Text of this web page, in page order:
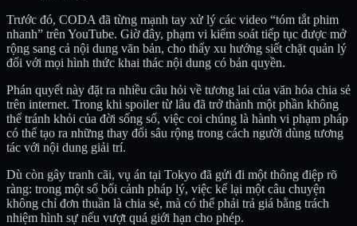
Trước đó, CODA đã từng mạnh tay xử lý các video “tóm tắt phim
nhanh” trên YouTube. Giờ đây, phạm vi kiểm soát tiếp tục được mở
rộng sang cả nội dung văn bản, cho thấy xu hướng siết chặt quản lý
đối với mọi hình thức khai thác nội dung có bản quyền.
Phán quyết này đặt ra nhiều câu hỏi về tương lai của văn hóa chia sẻ
trên internet. Trong khi spoiler từ lâu đã trở thành một phần không
thể tránh khỏi của đời sống số, việc coi chúng là hành vi phạm pháp
có thể tạo ra những thay đổi sâu rộng trong cách người dùng tương
tác với nội dung giải trí.
Dù còn gây tranh cãi, vụ án tại Tokyo đã gửi đi một thông điệp rõ
ràng: trong một số bối cảnh pháp lý, việc kể lại một câu chuyện
không chỉ đơn thuần là chia sẻ, mà có thể phải trả giá bằng trách
nhiệm hình sự nếu vượt quá giới hạn cho phép.